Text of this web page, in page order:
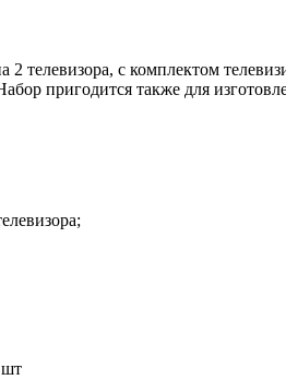
2 телевизора, с комплектом
пригодится также для
шт